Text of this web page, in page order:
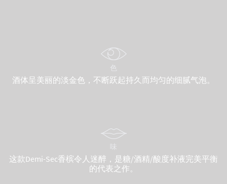
色
酒体呈美丽的淡金色，不断跃起持久而均匀的细腻气泡。
味
这款Demi-Sec香槟令人迷醉，是糖/酒精/酸度补液完美平衡
的代表之作。